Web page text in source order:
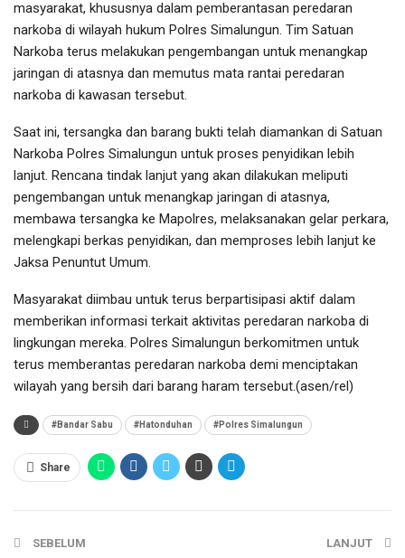
masyarakat, khususnya dalam pemberantasan peredaran
narkoba di wilayah hukum Polres Simalungun. Tim Satuan
Narkoba terus melakukan pengembangan untuk menangkap
jaringan di atasnya dan memutus mata rantai peredaran
narkoba di kawasan tersebut.
Saat ini, tersangka dan barang bukti telah diamankan di Satuan
Narkoba Polres Simalungun untuk proses penyidikan lebih
lanjut. Rencana tindak lanjut yang akan dilakukan meliputi
pengembangan untuk menangkap jaringan di atasnya,
membawa tersangka ke Mapolres, melaksanakan gelar perkara,
melengkapi berkas penyidikan, dan memproses lebih lanjut ke
Jaksa Penuntut Umum.
Masyarakat diimbau untuk terus berpartisipasi aktif dalam
memberikan informasi terkait aktivitas peredaran narkoba di
lingkungan mereka. Polres Simalungun berkomitmen untuk
terus memberantas peredaran narkoba demi menciptakan
wilayah yang bersih dari barang haram tersebut.(asen/rel)
#Bandar Sabu #Hatonduhan #Polres Simalungun
Share
SEBELUM LANJUT